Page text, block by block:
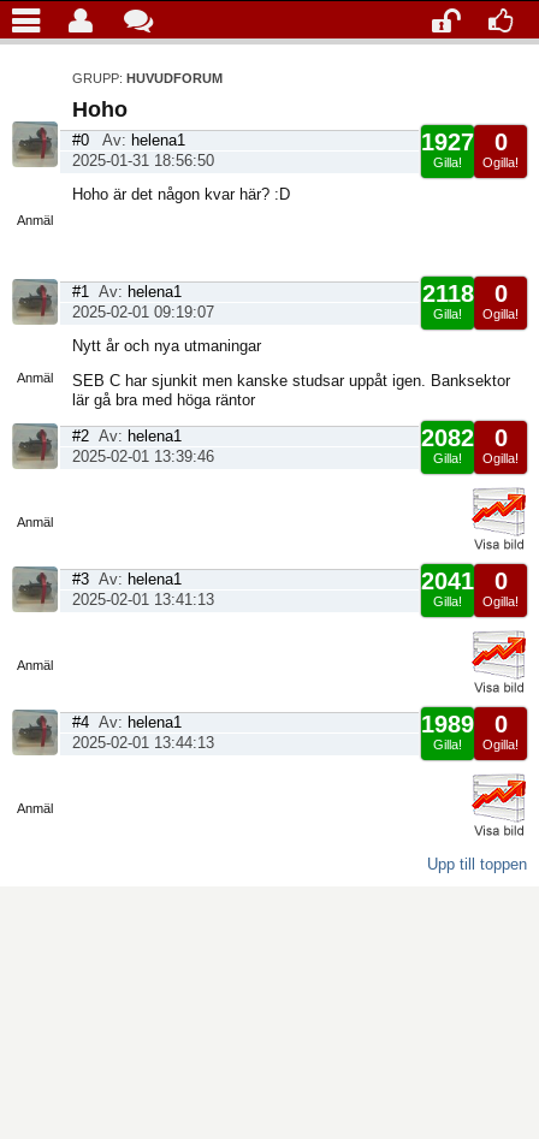
GRUPP: HUVUDFORUM
Anmäl
Hoho
0
Ogilla!
1927
Gilla!
#0 Av: helena1
2025-01-31 18:56:50
Hoho är det någon kvar här? :D
Anmäl
0
Ogilla!
2118
Gilla!
#1 Av: helena1
2025-02-01 09:19:07
Nytt år och nya utmaningar
SEB C har sjunkit men kanske studsar uppåt igen. Banksektor
lär gå bra med höga räntor
Anmäl
0
Ogilla!
2082
Gilla!
#2 Av: helena1
2025-02-01 13:39:46
Anmäl
0
Ogilla!
2041
Gilla!
#3 Av: helena1
2025-02-01 13:41:13
Anmäl
0
Ogilla!
1989
Gilla!
#4 Av: helena1
2025-02-01 13:44:13
Upp till toppen